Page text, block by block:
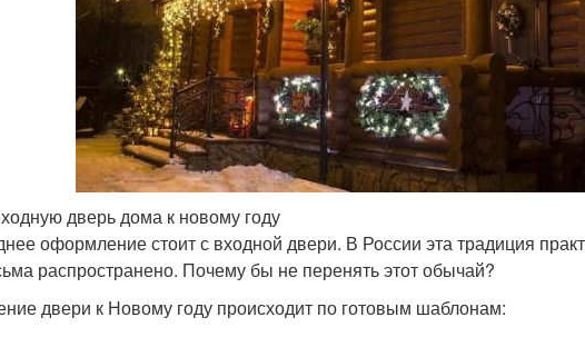
дверь дома к новому году
оформление стоит с входной двери. В России эта традиция
распространено. Почему бы не перенять этот обычай?
двери к Новому году происходит по готовым шаблонам: